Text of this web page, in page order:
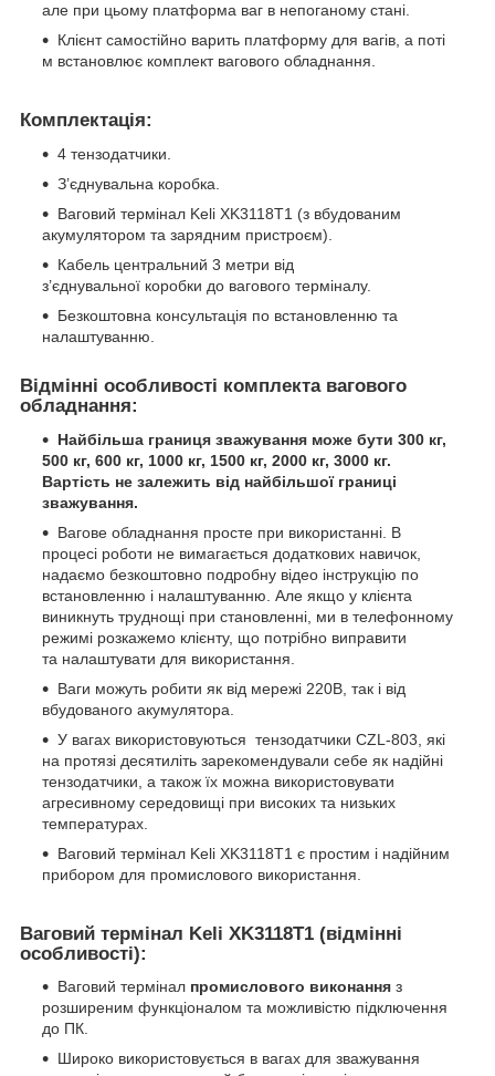
але при цьому платформа ваг в непоганому стані.
Клієнт самостійно варить платформу для вагів, а поті
м встановлює комплект вагового обладнання.
Комплектація:
4 тензодатчики.
З’єднувальна коробка.
Ваговий термінал Keli XK3118T1 (з вбудованим
акумулятором та зарядним пристроєм).
Кабель центральний 3 метри від
з’єднувальної коробки до вагового терміналу.
Безкоштовна консультація по встановленню та
налаштуванню.
Відмінні особливості комплекта вагового
обладнання:
Найбільша границя зважування може бути 300 кг,
500 кг, 600 кг, 1000 кг, 1500 кг, 2000 кг, 3000 кг.
Вартість не залежить від найбільшої границі
зважування.
Вагове обладнання просте при використанні. В
процесі роботи не вимагається додаткових навичок,
надаємо безкоштовно подробну відео інструкцію по
встановленню і налаштуванню. Але якщо у клієнта
виникнуть труднощі при становленні, ми в телефонному
режимі розкажемо клієнту, що потрібно виправити
та налаштувати для використання.
Ваги можуть робити як від мережі 220В, так і від
вбудованого акумулятора.
У вагах використовуються тензодатчики CZL-803, які
на протязі десятиліть зарекомендували себе як надійні
тензодатчики, а також їх можна використовувати
агресивному середовищі при високих та низьких
температурах.
Ваговий термінал Keli XK3118T1 є простим і надійним
прибором для промислового використання.
Ваговий термінал Keli XK3118T1 (відмінні
особливості):
Ваговий термінал промислового виконання з
розширеним функціоналом та можливістю підключення
до ПК.
Широко використовується в вагах для зважування